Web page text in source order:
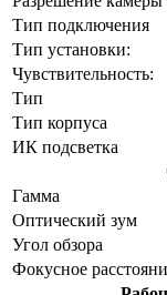
Тип подключения
Тип установки:
Чувствительность:
Тип
Тип корпуса
ИК подсветка
Гамма
Оптический зум
Угол обзора
Фокусное